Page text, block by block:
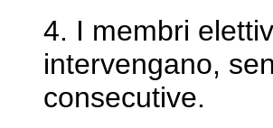
4. I membri
intervengano,
consecutive.